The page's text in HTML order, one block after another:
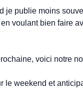
je publie moins
voulant bien faire
voici notre
le weekend et